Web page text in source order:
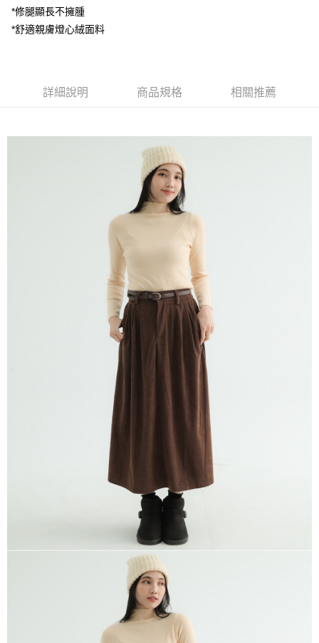
街口支付
相關說明
２．便利：只要手機號碼，簡訊認證，即可結帳。
３．安心：先確認商品／服務後，再付款。
【「AFTEE先享後付」結帳流程】
１．於結帳方式選擇「AFTEE先享後付」後，將跳轉至「AFTEE先享後付」
結帳頁面，進行簡訊認證並確認金額後，即可完成結帳。
２．訂單成立數日內，您將收到繳費通知簡訊。
３．收到繳費通知簡訊後14天內，點擊此簡訊中的連結，可透過四大超商／
ATM／網路銀行／等多元方式進行付款，方視為交易完成。
※ 請注意：結帳手續完成當下不需立刻繳費，但若您需要取消訂單，請聯絡
購買商品的店家。未經商家同意取消之訂單仍視為有效，需透過AFTEE先享
※ 交易是否成功請以「AFTEE先享後付 」之結帳頁面顯示為準，若有關於
是否繳費成功／繳費後需取消欲退款等相關疑問，請聯繫「AFTEE先享後付
https://netprotections.freshdesk.com/support/home
１．透過由恩沛科技股份有限公司提供之「AFTEE先享後付」服務完成之交
易，需依本服務之必要範圍內提供個人資料，並將交易相關給付款項請求債
權轉讓予恩沛科技股份有限公司。
２．關於個人資料處理事宜，請瀏覽以下網址：
https://aftee.tw/terms/#terms3
３．未成年的使用者請事先徵得法定代理人或監護人之同意方可使用
「AFTEE先享後付」，若未經同意申辦者引起之損失，本公司不負相關責
４．使用「AFTEE先享後付」時，將依據個別帳號之用戶狀況，依本公司即
時審查核予不同之上限額度；若仍有額度不足之情形，本公司將視審查結果
５．嚴禁一人註冊多個帳號或使用他人資訊註冊。若發現惡意使用之情形，
恩沛科技股份有限公司將有權停止該用戶之使用額度並採取法律行動。
每筆NT$80，滿NT$1,200(含以上)免運費
每筆NT$80，滿NT$1,200(含以上)免運費
每筆NT$80，滿NT$1,200(含以上)免運費
*修腿顯長不擁腫
*舒適親膚燈心絨面料
詳細說明 商品規格 相關推薦